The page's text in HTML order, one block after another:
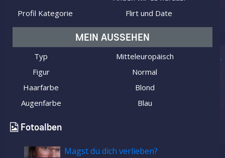
Profil Kategorie
Flirt und Date
MEIN AUSSEHEN
Typ
Mitteleuropäisch
Figur
Normal
Haarfarbe
Blond
Augenfarbe
Blau
Fotoalben
Magst du dich verlieben?